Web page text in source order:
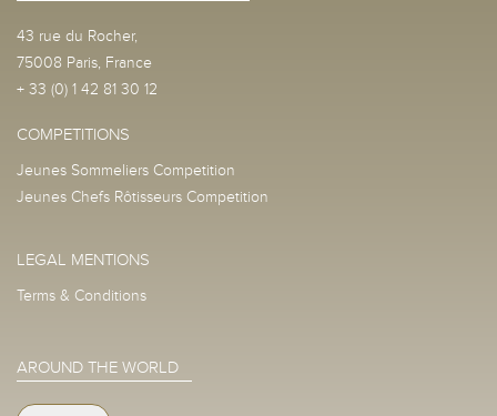
43 rue du Rocher,
75008 Paris, France
+ 33 (0) 1 42 81 30 12
COMPETITIONS
Jeunes Sommeliers Competition
Jeunes Chefs Rôtisseurs Competition
LEGAL MENTIONS
Terms & Conditions
AROUND THE WORLD